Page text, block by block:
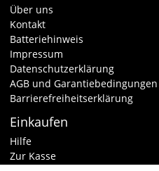
Über uns
Kontakt
Batteriehinweis
Impressum
Datenschutzerklärung
AGB und Garantiebedingungen
Barrierefreiheitserklärung
Einkaufen
Hilfe
Zur Kasse